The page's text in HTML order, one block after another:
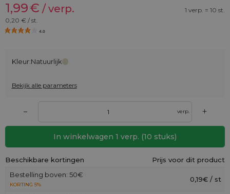
1,99€ / verp.
1 verp. = 10 st.
0,20 € / st.
4.0
Kleur:Natuurlijk
Bekijk alle parameters
– verp. +
In winkelwagen 1 verp. (10 stuks)
Beschikbare kortingen
Prijs voor dit product
Bestelling boven: 50€
KORTING 5%
0,19€ / st